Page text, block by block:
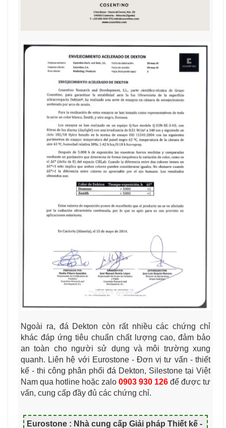
Ngoài ra, đá Dekton còn rất nhiều các chứng chỉ
khác đáp ứng tiêu chuẩn chất lượng cao, đảm bảo
an toàn cho người sử dụng và môi trường xung
quanh. Liên hệ với Eurostone - Đơn vị tư vấn - thiết
kế - thi công phân phối đá Dekton, Silestone tại Việt
Nam qua hotline hoặc zalo 0903 930 126 để được tư
vấn, cung cấp đầy đủ các chứng chỉ.
Eurostone : Nhà cung cấp Giải pháp Thiết kế -